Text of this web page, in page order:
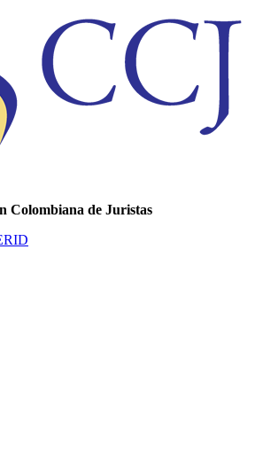
Colombiana de Juristas